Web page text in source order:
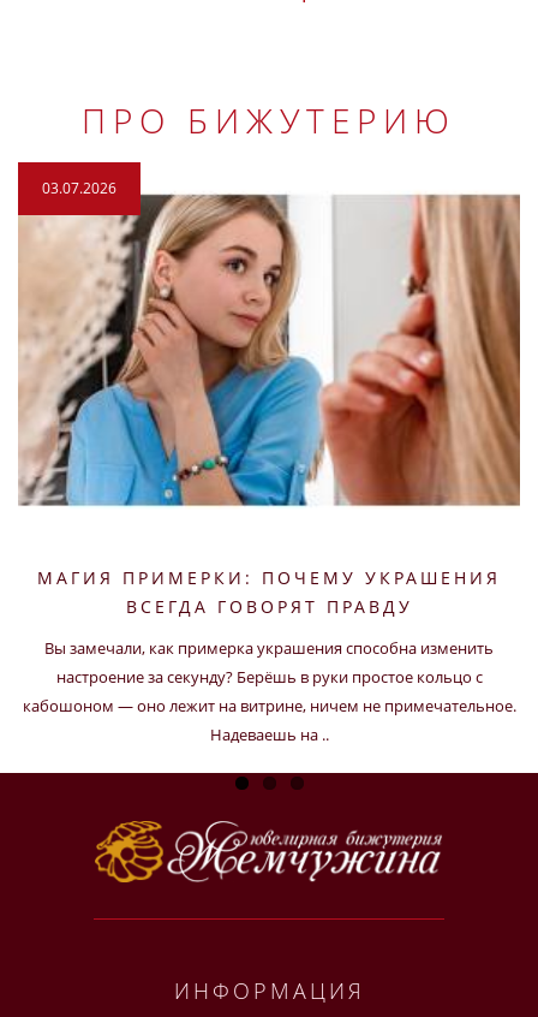
ПРО БИЖУТЕРИЮ
03.07.2026
МАГИЯ ПРИМЕРКИ: ПОЧЕМУ УКРАШЕНИЯ
ВСЕГДА ГОВОРЯТ ПРАВДУ
Вы замечали, как примерка украшения способна изменить
настроение за секунду? Берёшь в руки простое кольцо с
кабошоном — оно лежит на витрине, ничем не примечательное.
Надеваешь на ..
ИНФОРМАЦИЯ